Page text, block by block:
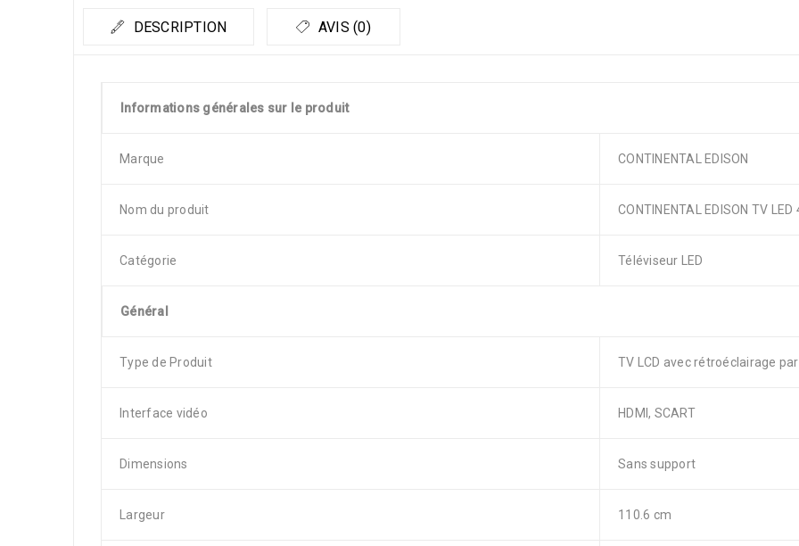
DESCRIPTION AVIS (0)
Informations générales sur le produit
Marque CONTINENTAL EDISON
Nom du produit CONTINENTAL EDISON TV
Catégorie Téléviseur LED
Général
Type de Produit TV LCD avec rétroéclairage par
Interface vidéo HDMI, SCART
Dimensions Sans support
Largeur 110.6 cm